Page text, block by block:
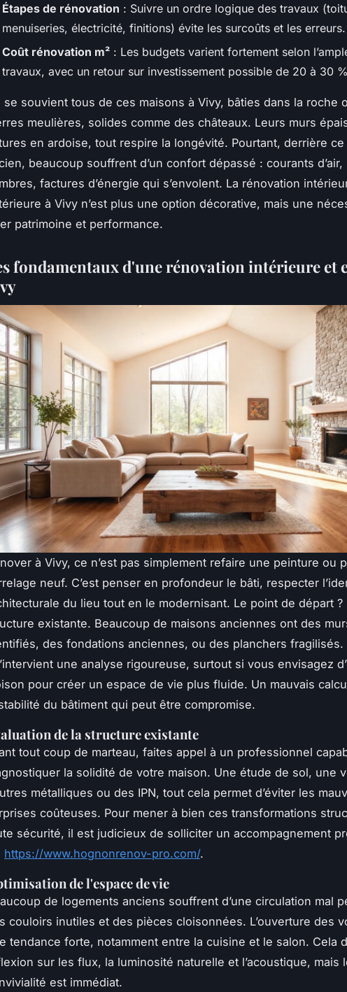
Étapes de rénovation : Suivre un ordre logique des travaux
menuiseries, électricité, finitions) évite les surcoûts et les erreurs.
Coût rénovation m² : Les budgets varient fortement selon
travaux, avec un retour sur investissement possible de 20 à 30
se souvient tous de ces maisons à Vivy, bâties dans la roche
meulières, solides comme des châteaux. Leurs murs
en ardoise, tout respire la longévité. Pourtant, derrière ce
beaucoup souffrent d’un confort dépassé : courants d’air,
factures d’énergie qui s’envolent. La rénovation
à Vivy n’est plus une option décorative, mais une
patrimoine et performance.
fondamentaux d'une rénovation intérieure et
à Vivy, ce n’est pas simplement refaire une peinture ou
neuf. C’est penser en profondeur le bâti, respecter
du lieu tout en le modernisant. Le point de départ ?
existante. Beaucoup de maisons anciennes ont des
des fondations anciennes, ou des planchers fragilisés.
une analyse rigoureuse, surtout si vous envisagez
pour créer un espace de vie plus fluide. Un mauvais
du bâtiment qui peut être compromise.
de la structure existante
tout coup de marteau, faites appel à un professionnel
la solidité de votre maison. Une étude de sol, une
métalliques ou des IPN, tout cela permet d’éviter les
coûteuses. Pour mener à bien ces transformations
sécurité, il est judicieux de solliciter un accompagnement
https://www.hognonrenov-pro.com/.
de l'espace de vie
de logements anciens souffrent d’une circulation mal
couloirs inutiles et des pièces cloisonnées. L’ouverture des
tendance forte, notamment entre la cuisine et le salon. Cela
sur les flux, la luminosité naturelle et l’acoustique, mais
est immédiat.